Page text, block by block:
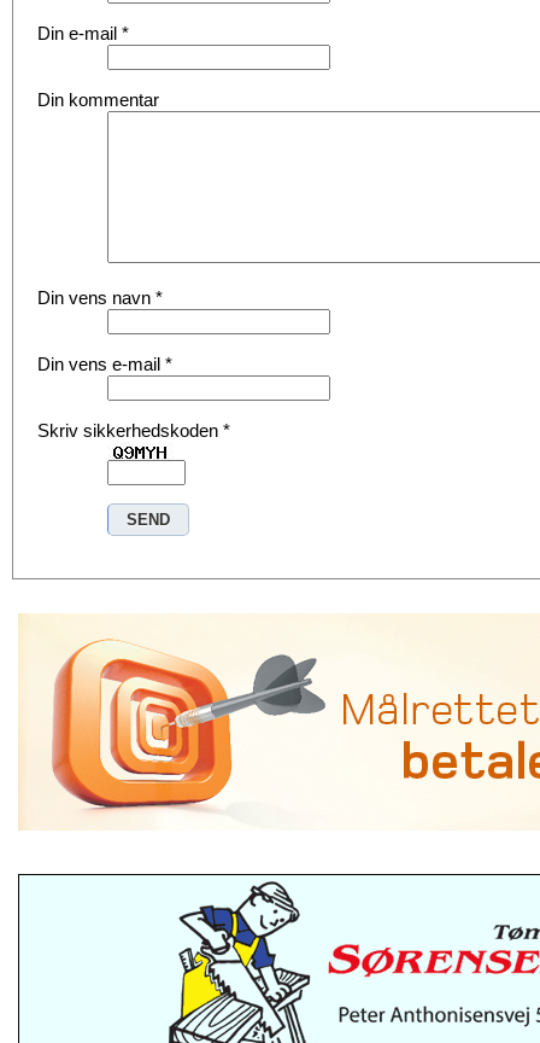
Din e-mail *
Din kommentar
Din vens navn *
Din vens e-mail *
Skriv sikkerhedskoden *